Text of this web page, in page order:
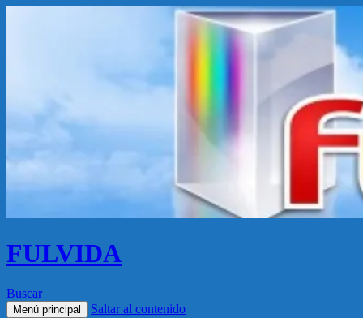
FULVIDA
Buscar
Menú principal Saltar al contenido